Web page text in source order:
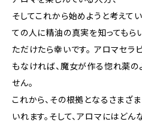
そしてこれから始めようと考え
ての人に精油の真実を知ってもら
ただけたら幸いです。 アロマセラ
もなければ、魔女が作る惚れ薬の
せん。
これから、その根拠となるさまざ
いれます。そして、アロマにはど